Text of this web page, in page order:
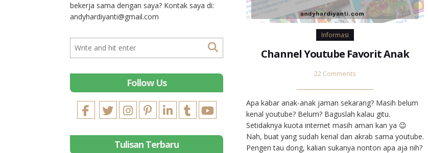
Informasi
Channel Youtube Favorit Anak
22 Comments
Apa kabar anak-anak jaman sekarang? Masih belum
kenal youtube? Belum? Baguslah kalau gitu.
Setidaknya kuota internet masih aman kan ya 😉
Nah, buat yang sudah kenal dan akrab sama youtube.
Pengen tau dong, kalian sukanya nonton apa aja nih?
bekerja sama dengan saya? Kontak saya di:
andyhardiyanti@gmail.com
Follow Us
Tulisan Terbaru